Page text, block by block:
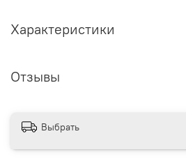
Характеристики
Отзывы
Выбрать